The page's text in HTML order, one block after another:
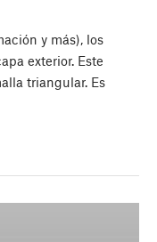
y más), los
exterior. Este
triangular. Es